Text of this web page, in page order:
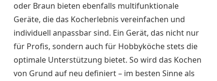
oder Braun bieten ebenfalls multifunktionale
Geräte, die das Kocherlebnis vereinfachen und
individuell anpassbar sind. Ein Gerät, das nicht nur
für Profis, sondern auch für Hobbyköche stets die
optimale Unterstützung bietet. So wird das Kochen
von Grund auf neu definiert – im besten Sinne als